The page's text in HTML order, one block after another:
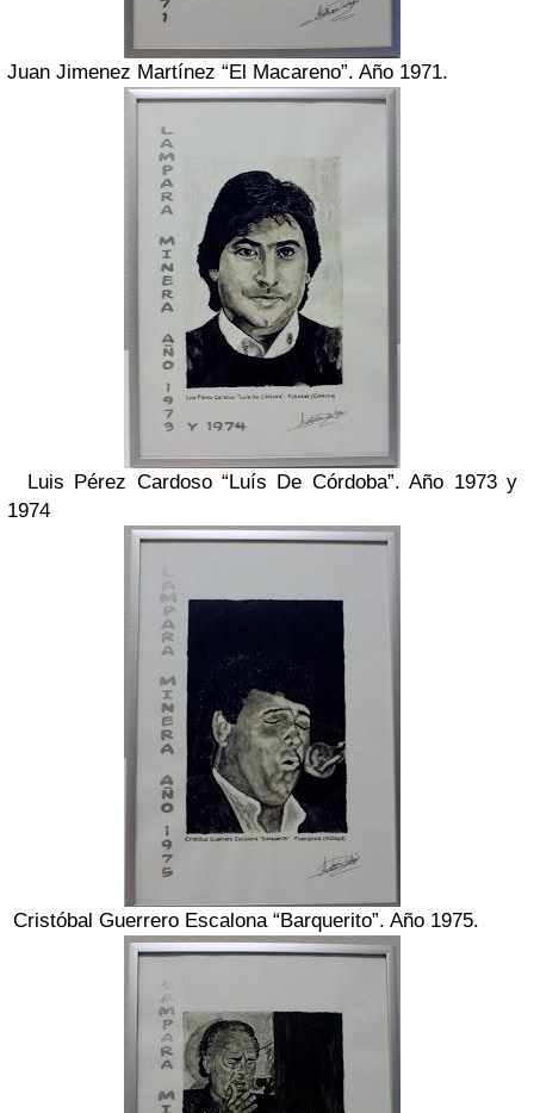
Juan Jimenez Martínez “El Macareno”. Año 1971.
Luis Pérez Cardoso “Luís De Córdoba”. Año 1973 y
1974
Cristóbal Guerrero Escalona “Barquerito”. Año 1975.